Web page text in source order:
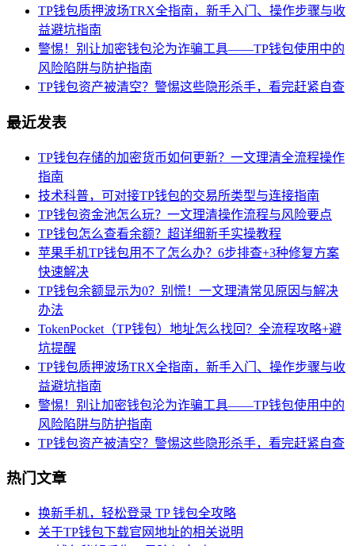
TP钱包质押波场TRX全指南，新手入门、操作步骤与收
益避坑指南
警惕！别让加密钱包沦为诈骗工具——TP钱包使用中的
风险陷阱与防护指南
TP钱包资产被清空？警惕这些隐形杀手，看完赶紧自查
最近发表
TP钱包存储的加密货币如何更新？一文理清全流程操作
指南
技术科普，可对接TP钱包的交易所类型与连接指南
TP钱包资金池怎么玩？一文理清操作流程与风险要点
TP钱包怎么查看余额？超详细新手实操教程
苹果手机TP钱包用不了怎么办？6步排查+3种修复方案
快速解决
TP钱包余额显示为0？别慌！一文理清常见原因与解决
办法
TokenPocket（TP钱包）地址怎么找回？全流程攻略+避
坑提醒
TP钱包质押波场TRX全指南，新手入门、操作步骤与收
益避坑指南
警惕！别让加密钱包沦为诈骗工具——TP钱包使用中的
风险陷阱与防护指南
TP钱包资产被清空？警惕这些隐形杀手，看完赶紧自查
热门文章
换新手机，轻松登录 TP 钱包全攻略
关于TP钱包下载官网地址的相关说明